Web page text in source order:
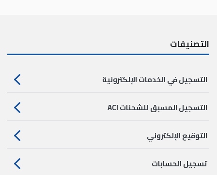
التصنيفات
التسجيل في الخدمات الإلكترونية
التسجيل المسبق للشحنات ACI
التوقيع الإلكتروني
تسجيل الحسابات